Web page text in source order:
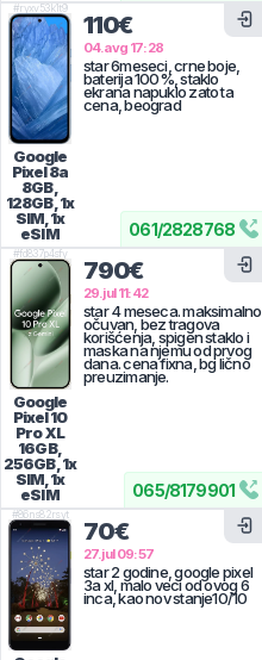
061/2828768
#ryxv53k1t9
Google
Pixel 8a
8GB,
128GB, 1x
SIM, 1x
eSIM
110€
04.avg 17:28
star 6meseci, crne boje,
baterija 100%, staklo
ekrana napuklo zato ta
cena, beograd
065/8179901
#fd837p4sfy
Google
Pixel 10
Pro XL
16GB,
256GB, 1x
SIM, 1x
eSIM
790€
29.jul 11:42
star 4 meseca. maksimalno
očuvan, bez tragova
korišćenja, spigen staklo i
maska na njemu od prvog
dana. cena fixna, bg lično
preuzimanje.
#86ns82rsyt
70€
27.jul 09:57
star 2 godine, google pixel
3a xl, malo veci od ovog 6
inca, kao nov stanje10/10